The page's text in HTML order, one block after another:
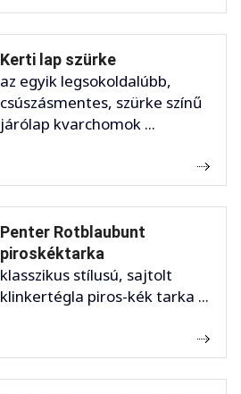
Kerti lap szürke
az egyik legsokoldalúbb,
csúszásmentes, szürke színű
járólap kvarchomok ...
Penter Rotblaubunt
piroskéktarka
klasszikus stílusú, sajtolt
klinkertégla piros-kék tarka ...